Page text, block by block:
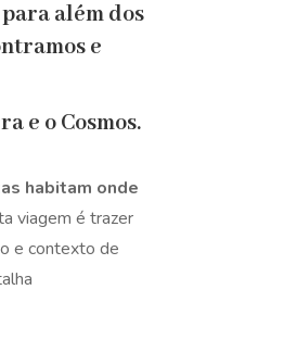
além dos
e
e o Cosmos.
habitam onde
viagem é trazer
e contexto de